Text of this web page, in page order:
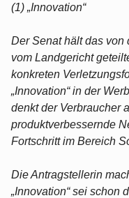
(1) „Innovation“
Der Senat hält das von
vom Landgericht
konkreten
„Innovation“ in der
denkt der Verbraucher
produktverbessernde
Fortschritt im Bereich
Die Antragstellerin
„Innovation“ sei schon